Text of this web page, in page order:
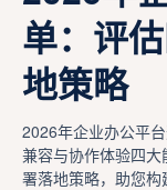
单：评
地策略
2026年企业办公平
兼容与协作体验四
署落地策略，助您构